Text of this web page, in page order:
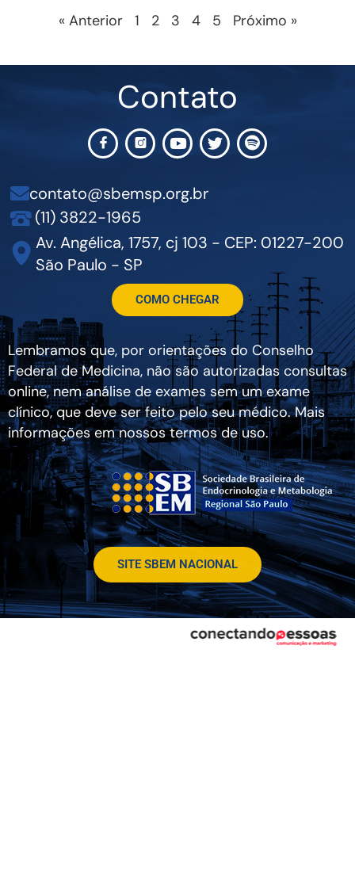
« Anterior 1 2 3 4 5 Próximo »
Contato
contato@sbemsp.org.br
(11) 3822-1965
Av. Angélica, 1757, cj 103 - CEP: 01227-200
São Paulo - SP
COMO CHEGAR
Lembramos que, por orientações do Conselho
Federal de Medicina, não são autorizadas consultas
online, nem análise de exames sem um exame
clínico, que deve ser feito pelo seu médico. Mais
informações em nossos termos de uso.
SITE SBEM NACIONAL